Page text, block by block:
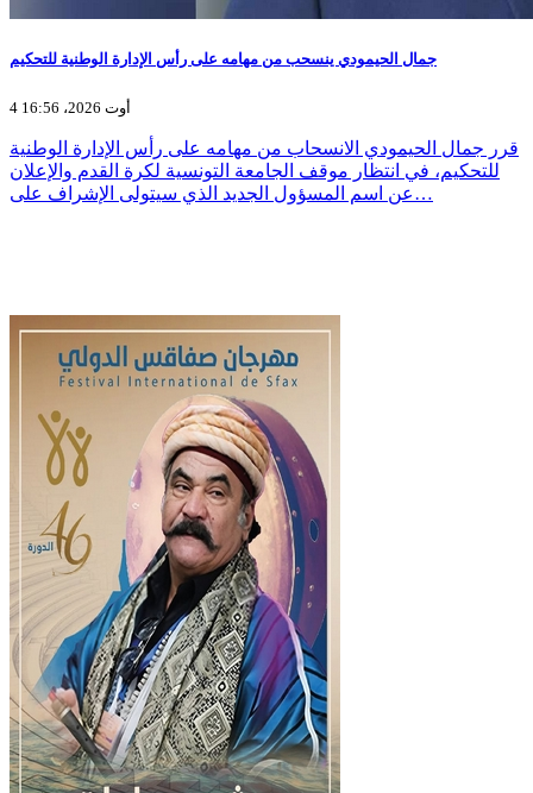
جمال الحيمودي ينسحب من مهامه على رأس الإدارة الوطنية للتحكيم
4 أوت 2026، 16:56
قرر جمال الحيمودي الانسحاب من مهامه على رأس الإدارة الوطنية
للتحكيم، في انتظار موقف الجامعة التونسية لكرة القدم والإعلان
عن اسم المسؤول الجديد الذي سيتولى الإشراف على…